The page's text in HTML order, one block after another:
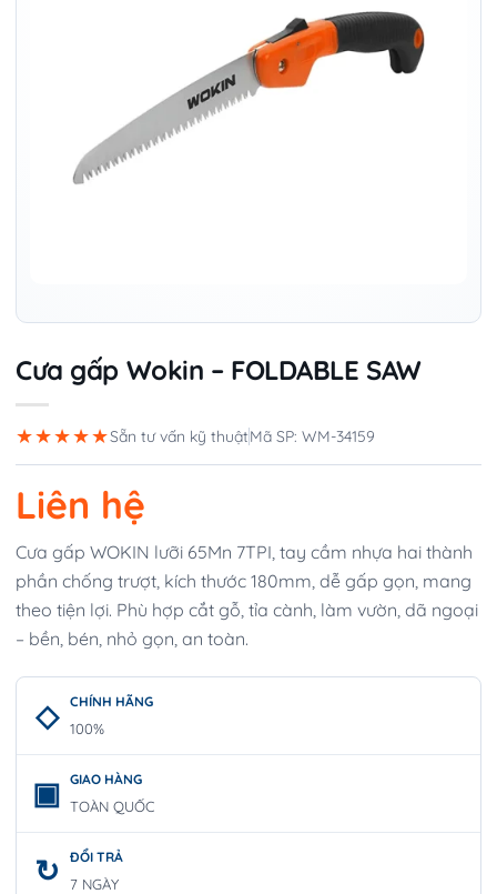
Cưa gấp Wokin – FOLDABLE SAW
★★★★★Sẵn tư vấn kỹ thuậtMã SP: WM-34159
Liên hệ
Cưa gấp WOKIN lưỡi 65Mn 7TPI, tay cầm nhựa hai thành
phần chống trượt, kích thước 180mm, dễ gấp gọn, mang
theo tiện lợi. Phù hợp cắt gỗ, tỉa cành, làm vườn, dã ngoại
– bền, bén, nhỏ gọn, an toàn.
CHÍNH HÃNG
100%
GIAO HÀNG
TOÀN QUỐC
ĐỔI TRẢ
7 NGÀY